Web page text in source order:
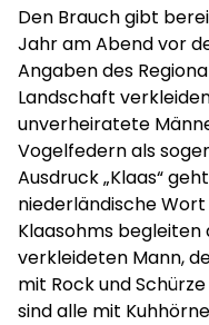
Den Brauch gibt
Jahr am Abend vor
Angaben des
Landschaft
unverheiratete
Vogelfedern als
Ausdruck „Klaas“
niederländische Wort
Klaasohms begleiten
verkleideten Mann,
mit Rock und
sind alle mit